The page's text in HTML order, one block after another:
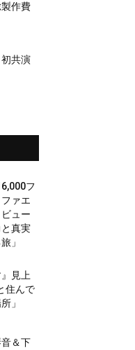
作費
共演
フ
ァエ
ュー
と真実
」
見上
住んで
」
音＆下